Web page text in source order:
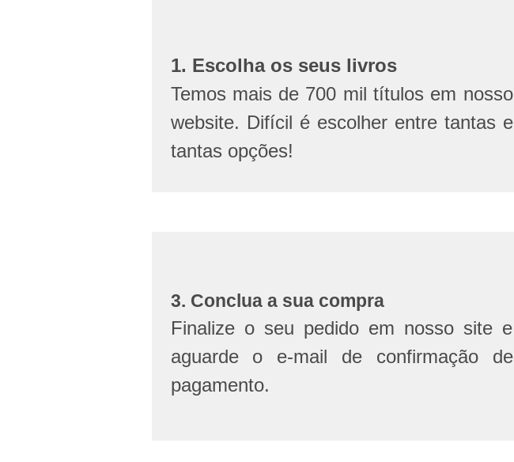
1. Escolha os seus livros
Temos mais de 700 mil títulos em nosso
website. Difícil é escolher entre tantas e
tantas opções!
3. Conclua a sua compra
Finalize o seu pedido em nosso site e
aguarde o e-mail de confirmação de
pagamento.